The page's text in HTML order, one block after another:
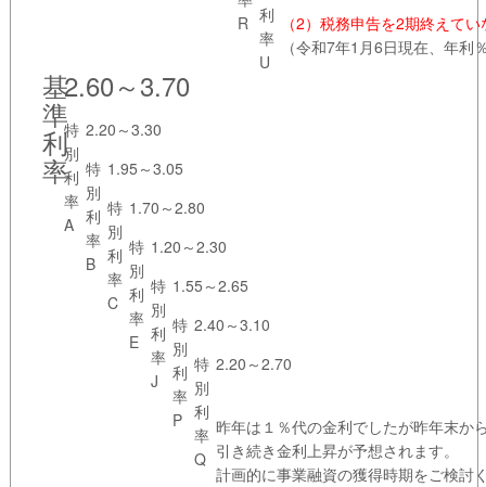
R 利
率
U
（2）税務申告を2期終えて
（令和7年1月6日現在、年利
基
準
利
率
2.60～3.70
特
別
利
率
A
2.20～3.30
特
別
利
率
B
1.95～3.05
特
別
利
率
C
1.70～2.80
特
別
利
率
E
1.20～2.30
特
別
利
率
J
1.55～2.65
特
別
利
率
P
2.40～3.10
特
別
利
率
Q
2.20～2.70
昨年は１％代の金利でしたが昨年末か
引き続き金利上昇が予想されます。
計画的に事業融資の獲得時期をご検討